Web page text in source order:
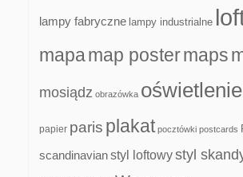
lampy fabryczne lampy industrialne
mapamap postermaps
mosiądz obrazówka oświetlenie
papier paris plakat pocztówki postcards
scandinavianstyl loftowystyl